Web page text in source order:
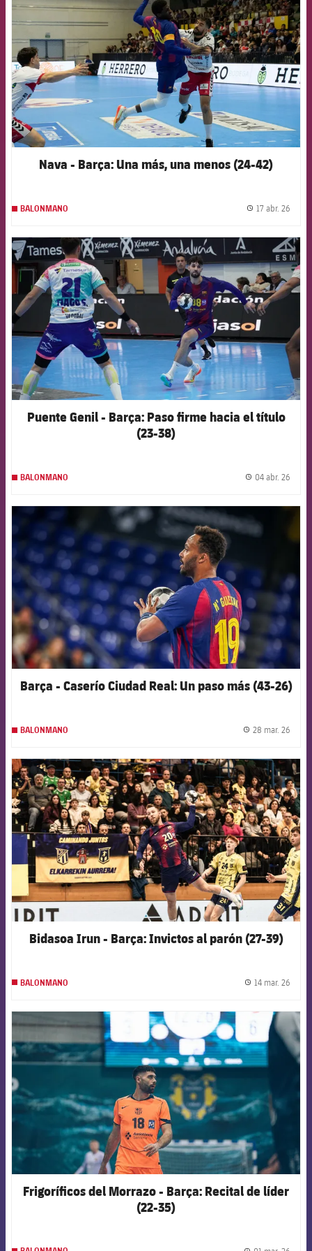
Nava - Barça: Una más, una menos (24-42)
BALONMANO 17 abr. 26
FCB Barcelona badge
Puente Genil - Barça: Paso firme hacia el título
(23-38)
BALONMANO 04 abr. 26
FCB Barcelona badge
Barça - Caserío Ciudad Real: Un paso más (43-26)
BALONMANO 28 mar. 26
FCB Barcelona badge
Bidasoa Irun - Barça: Invictos al parón (27-39)
BALONMANO 14 mar. 26
FCB Barcelona badge
Frigoríficos del Morrazo - Barça: Recital de líder
(22-35)